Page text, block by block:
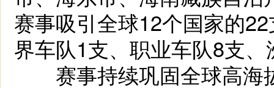
赛事吸引全球12个国家的
界车队1支、职业车队8支
赛事持续巩固全球高海